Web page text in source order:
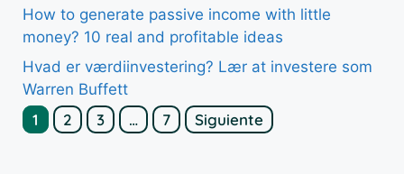
How to generate passive income with little
money? 10 real and profitable ideas
Hvad er værdiinvestering? Lær at investere som
Warren Buffett
1 2 3 … 7 Siguiente